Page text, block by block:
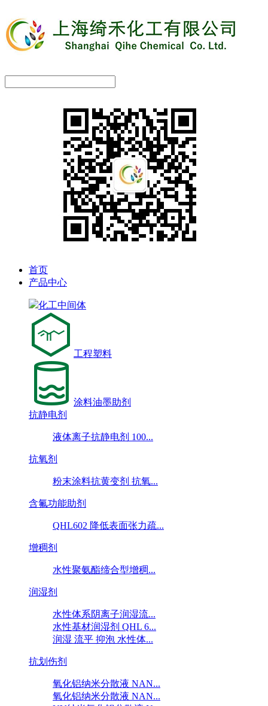
首页
产品中心
化工中间体
工程塑料
涂料油墨助剂
抗静电剂
液体离子抗静电剂 100...
抗氧剂
粉末涂料抗黄变剂 抗氧...
含氟功能助剂
QHL602 降低表面张力疏...
增稠剂
水性聚氨酯缔合型增稠...
润湿剂
水性体系阴离子润湿流...
水性基材润湿剂 QHL 6...
润湿 流平 抑泡 水性体...
抗划伤剂
氧化铝纳米分散液 NAN...
氧化铝纳米分散液 NAN...